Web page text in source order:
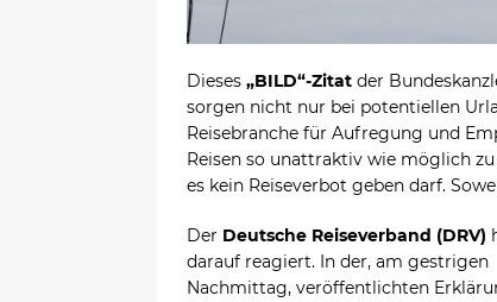
Dieses „BILD“-Zitat der
sorgen nicht nur bei potentiellen
Reisebranche für Aufregung und
Reisen so unattraktiv wie möglich
es kein Reiseverbot geben darf.
Der Deutsche Reiseverband (DRV)
darauf reagiert. In der, am gestrigen
Nachmittag, veröffentlichten